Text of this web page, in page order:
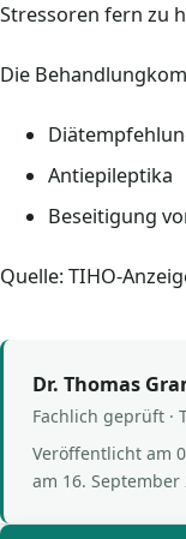
Stressoren fern zu
Die
Antiepileptika
Beseitigung
Quelle: TIHO-
Dr. Thomas
Fachlich geprüft ·
Veröffentlicht am
am 16. September